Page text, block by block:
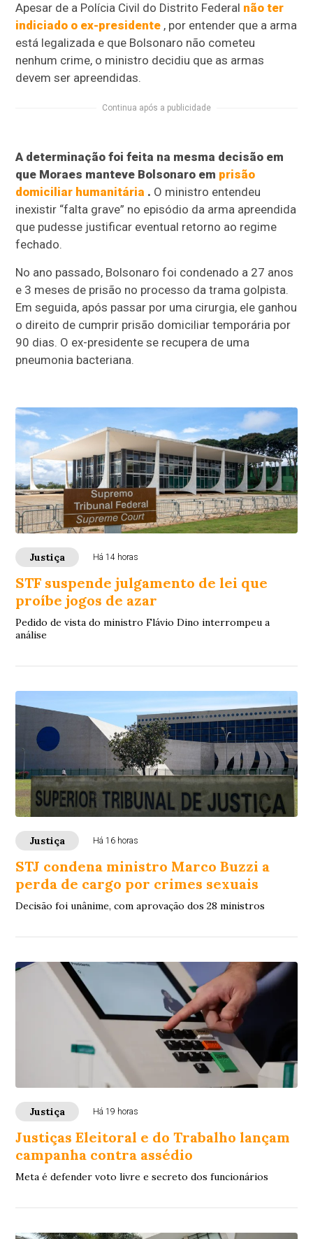
Apesar de a Polícia Civil do Distrito Federal não ter
indiciado o ex-presidente , por entender que a arma
está legalizada e que Bolsonaro não cometeu
nenhum crime, o ministro decidiu que as armas
devem ser apreendidas.
Continua após a publicidade
A determinação foi feita na mesma decisão em
que Moraes manteve Bolsonaro em prisão
domiciliar humanitária . O ministro entendeu
inexistir “falta grave” no episódio da arma apreendida
que pudesse justificar eventual retorno ao regime
fechado.
No ano passado, Bolsonaro foi condenado a 27 anos
e 3 meses de prisão no processo da trama golpista.
Em seguida, após passar por uma cirurgia, ele ganhou
o direito de cumprir prisão domiciliar temporária por
90 dias. O ex-presidente se recupera de uma
pneumonia bacteriana.
Justiça Há 14 horas
STF suspende julgamento de lei que
proíbe jogos de azar
Pedido de vista do ministro Flávio Dino interrompeu a
análise
Justiça Há 16 horas
STJ condena ministro Marco Buzzi a
perda de cargo por crimes sexuais
Decisão foi unânime, com aprovação dos 28 ministros
Justiça Há 19 horas
Justiças Eleitoral e do Trabalho lançam
campanha contra assédio
Meta é defender voto livre e secreto dos funcionários